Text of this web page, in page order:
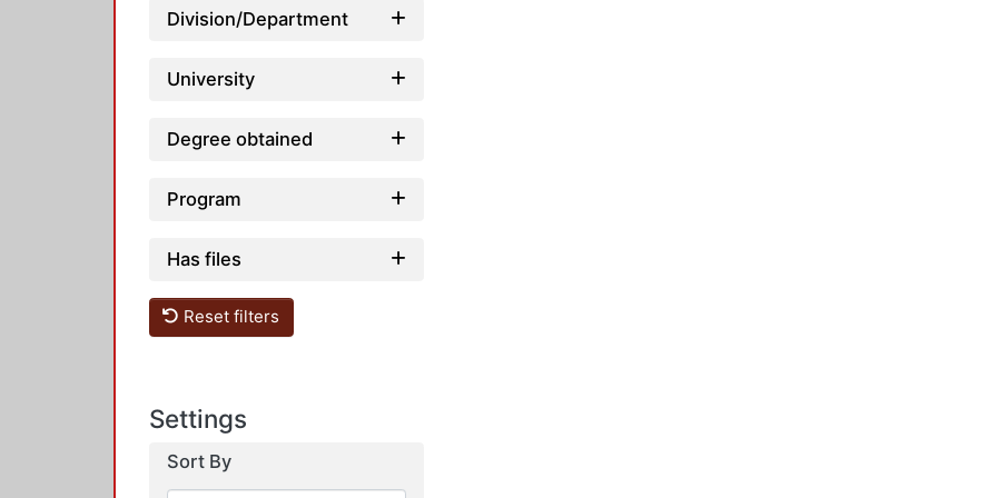
Division/Department
University
Degree obtained
Program
Has files
Reset filters
Settings
Sort By